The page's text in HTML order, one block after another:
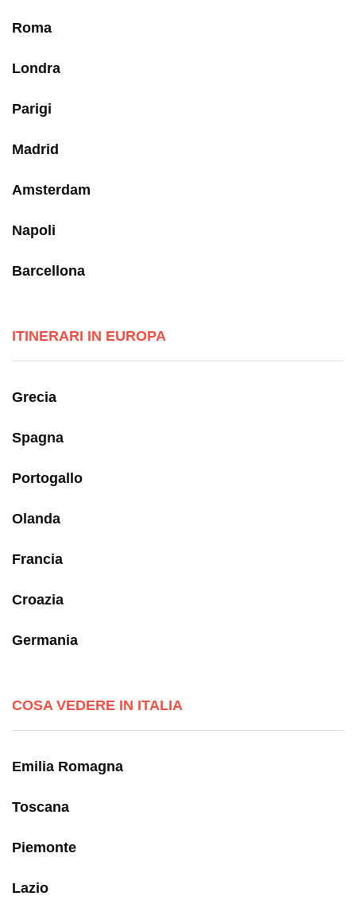
Roma
Londra
Parigi
Madrid
Amsterdam
Napoli
Barcellona
ITINERARI IN EUROPA
Grecia
Spagna
Portogallo
Olanda
Francia
Croazia
Germania
COSA VEDERE IN ITALIA
Emilia Romagna
Toscana
Piemonte
Lazio